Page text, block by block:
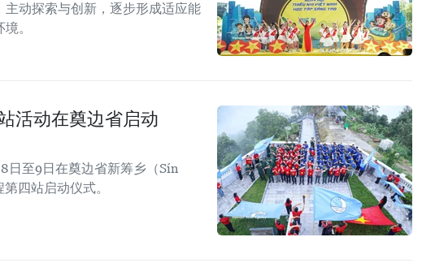
动探索与创新，逐步形成适应能
。
活动在奠边省启动
日至9日在奠边省新筹乡（Sín
四站启动仪式。